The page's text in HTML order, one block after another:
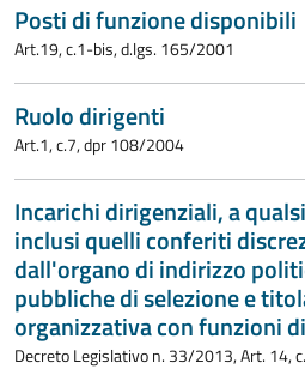
Posti di funzione disponibili
Art.19, c.1-bis, d.lgs. 165/2001
Ruolo dirigenti
Art.1, c.7, dpr 108/2004
Incarichi dirigenziali, a
inclusi quelli conferiti
dall'organo di indirizzo
pubbliche di selezione e
organizzativa con funzioni
Decreto Legislativo n. 33/2013, Art. 14,